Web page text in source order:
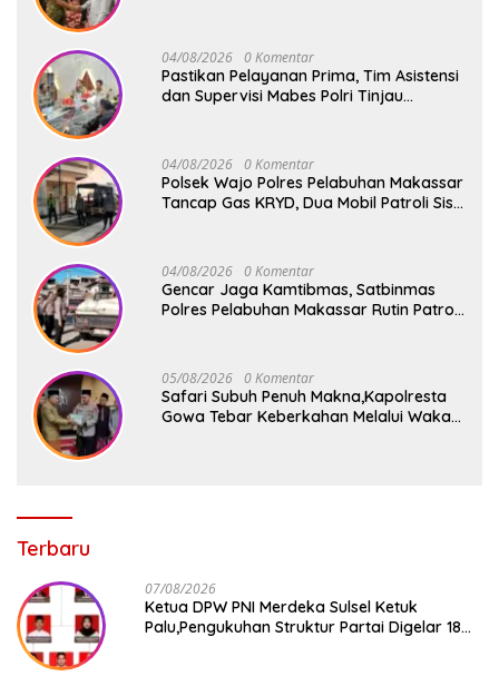
04/08/2026 0 Komentar
Pastikan Pelayanan Prima, Tim Asistensi
dan Supervisi Mabes Polri Tinjau
04/08/2026 0 Komentar
Polsek Wajo Polres Pelabuhan Makassar
Tancap Gas KRYD, Dua Mobil Patroli Sisir
04/08/2026 0 Komentar
Gencar Jaga Kamtibmas, Satbinmas
Polres Pelabuhan Makassar Rutin Patroli
05/08/2026 0 Komentar
Safari Subuh Penuh Makna,Kapolresta
Gowa Tebar Keberkahan Melalui Wakaf
Terbaru
07/08/2026
Ketua DPW PNI Merdeka Sulsel Ketuk
Palu,Pengukuhan Struktur Partai Digelar 18